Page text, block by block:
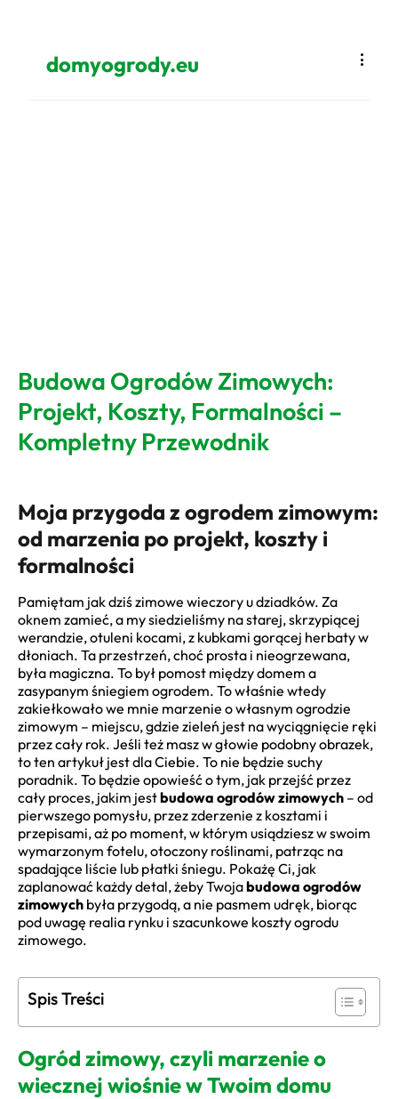
domyogrody.eu
Budowa Ogrodów Zimowych:
Projekt, Koszty, Formalności –
Kompletny Przewodnik
Moja przygoda z ogrodem zimowym:
od marzenia po projekt, koszty i
formalności
Pamiętam jak dziś zimowe wieczory u dziadków. Za
oknem zamieć, a my siedzieliśmy na starej, skrzypiącej
werandzie, otuleni kocami, z kubkami gorącej herbaty w
dłoniach. Ta przestrzeń, choć prosta i nieogrzewana,
była magiczna. To był pomost między domem a
zasypanym śniegiem ogrodem. To właśnie wtedy
zakiełkowało we mnie marzenie o własnym ogrodzie
zimowym – miejscu, gdzie zieleń jest na wyciągnięcie ręki
przez cały rok. Jeśli też masz w głowie podobny obrazek,
to ten artykuł jest dla Ciebie. To nie będzie suchy
poradnik. To będzie opowieść o tym, jak przejść przez
cały proces, jakim jestbudowa ogrodów zimowych – od
pierwszego pomysłu, przez zderzenie z kosztami i
przepisami, aż po moment, w którym usiądziesz w swoim
wymarzonym fotelu, otoczony roślinami, patrząc na
spadające liście lub płatki śniegu. Pokażę Ci, jak
zaplanować każdy detal, żeby Twojabudowa ogrodów
zimowych była przygodą, a nie pasmem udręk, biorąc
pod uwagę realia rynku i szacunkowe koszty ogrodu
zimowego.
Spis Treści
Ogród zimowy, czyli marzenie o
wiecznej wiośnie w Twoim domu